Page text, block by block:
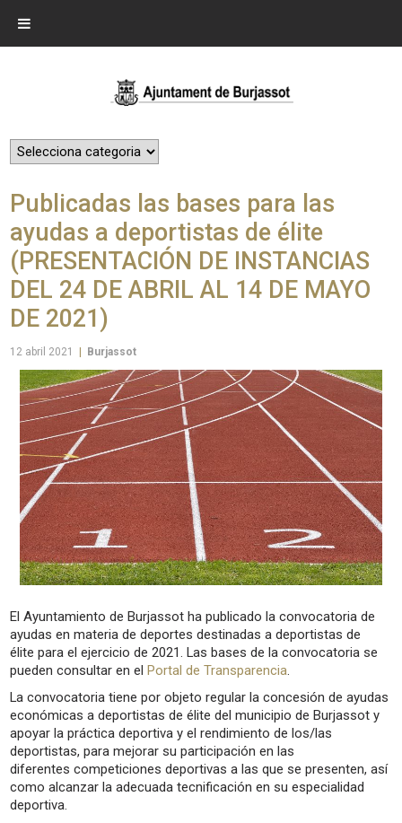
Publicadas las bases para las
ayudas a deportistas de élite
(PRESENTACIÓN DE INSTANCIAS
DEL 24 DE ABRIL AL 14 DE MAYO
DE 2021)
12 abril 2021 Burjassot
El Ayuntamiento de Burjassot ha publicado la convocatoria de
ayudas en materia de deportes destinadas a deportistas de
élite para el ejercicio de 2021. Las bases de la convocatoria se
pueden consultar en elPortal de Transparencia.
La convocatoria tiene por objetoregular la concesión de ayudas
económicas a deportistas de élite del municipio de Burjassot y
apoyar la práctica deportiva y el rendimiento de los/las
deportistas, para mejorar su participación en las
diferentes competiciones deportivas a las que se presenten, así
como alcanzar la adecuada tecnificación en su especialidad
deportiva.